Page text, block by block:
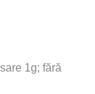
1g; fără